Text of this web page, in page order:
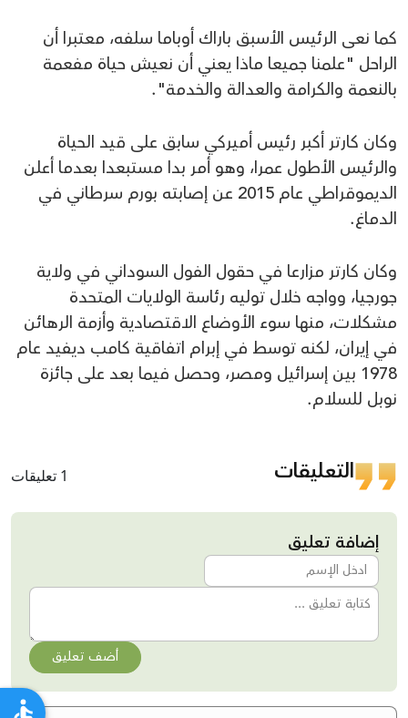
كما نعى الرئيس الأسبق باراك أوباما سلفه، معتبرا أن
الراحل "علمنا جميعا ماذا يعني أن نعيش حياة مفعمة
بالنعمة والكرامة والعدالة والخدمة".
وكان كارتر أكبر رئيس أميركي سابق على قيد الحياة
والرئيس الأطول عمرا، وهو أمر بدا مستبعدا بعدما أعلن
الديموقراطي عام 2015 عن إصابته بورم سرطاني في
الدماغ.
وكان كارتر مزارعا في حقول الفول السوداني في ولاية
جورجيا، وواجه خلال توليه رئاسة الولايات المتحدة
مشكلات، منها سوء الأوضاع الاقتصادية وأزمة الرهائن
في إيران، لكنه توسط في إبرام اتفاقية كامب ديفيد عام
1978 بين إسرائيل ومصر، وحصل فيما بعد على جائزة
نوبل للسلام.
التعليقات 1 تعليقات
إضافة تعليق
أضف تعليق